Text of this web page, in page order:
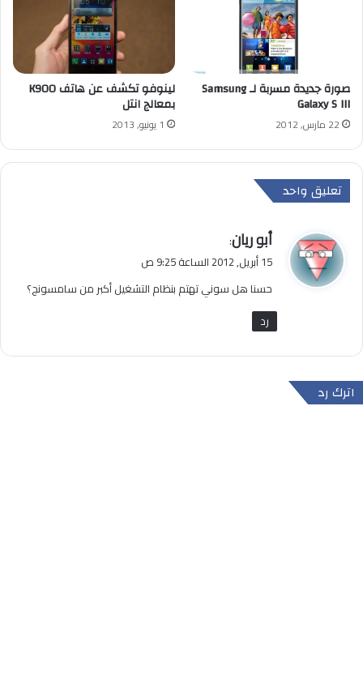
صورة جديدة مسربة لـ Samsung
Galaxy S III
22 مارس, 2012
لينوفو تكشف عن هاتف K900
بمعالج انتل
1 يونيو, 2013
تعليق واحد
ي
ق
ل
أبو ريان:
15 أبريل, 2012 الساعة 9:25 ص
حسنا هل سوني تهتم بنظام التشغيل أكبر من سامسونج؟
رد
اترك رد